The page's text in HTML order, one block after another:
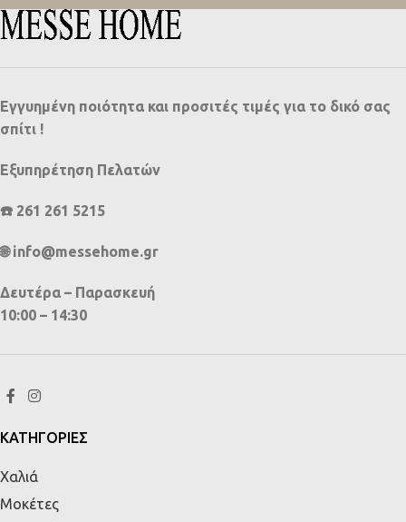
Εγγυημένη ποιότητα και προσιτές τιμές για το δικό σας
σπίτι !
Εξυπηρέτηση Πελατών
☎️ 261 261 5215
🌐 info@messehome.gr
Δευτέρα – Παρασκευή
10:00 – 14:30
ΚΑΤΗΓΟΡΙΕΣ
Χαλιά
Μοκέτες